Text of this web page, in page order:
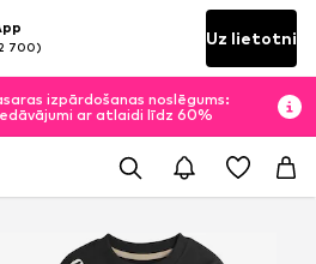
700) Uz lietotni
izpārdošanas noslēgums:
ar atlaidi līdz 60%